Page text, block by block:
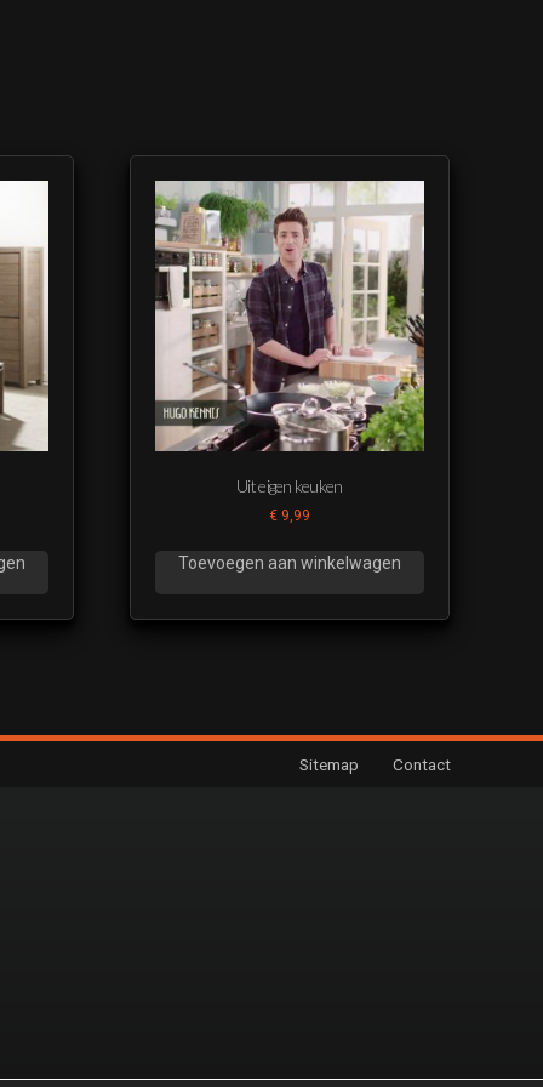
Uit eigen keuken
€9,99
Toevoegen aan winkelwagen
Sitemap Contact